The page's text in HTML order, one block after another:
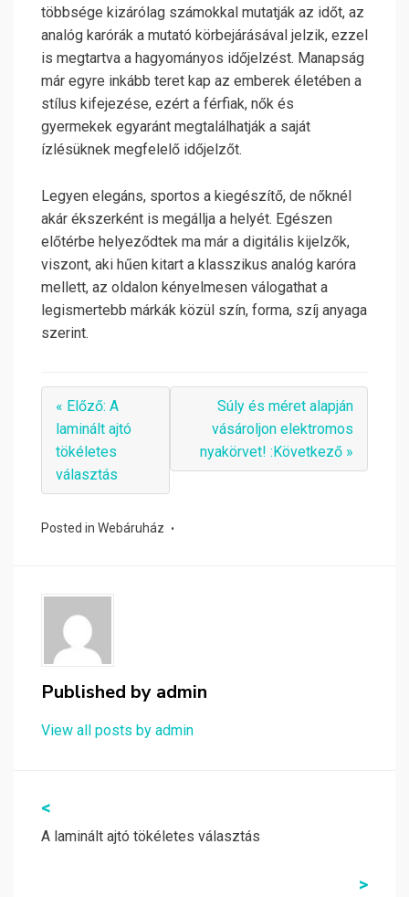
többsége kizárólag számokkal mutatják az időt, az
analóg karórák a mutató körbejárásával jelzik, ezzel
is megtartva a hagyományos időjelzést. Manapság
már egyre inkább teret kap az emberek életében a
stílus kifejezése, ezért a férfiak, nők és
gyermekek egyaránt megtalálhatják a saját
ízlésüknek megfelelő időjelzőt.
Legyen elegáns, sportos a kiegészítő, de nőknél
akár ékszerként is megállja a helyét. Egészen
előtérbe helyeződtek ma már a digitális kijelzők,
viszont, aki hűen kitart a klasszikus analóg karóra
mellett, az oldalon kényelmesen válogathat a
legismertebb márkák közül szín, forma, szíj anyaga
szerint.
« Előző: A
laminált ajtó
tökéletes
választás
Súly és méret alapján
vásároljon elektromos
nyakörvet! :Következő »
Posted in Webáruház
Published by admin
View all posts by admin
Bejegyzés
navigáció
<
A laminált ajtó tökéletes választás
>